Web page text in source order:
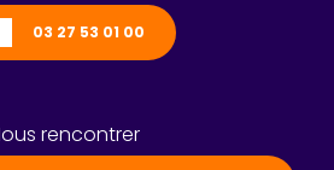
03 27 53 01 00
rencontrer